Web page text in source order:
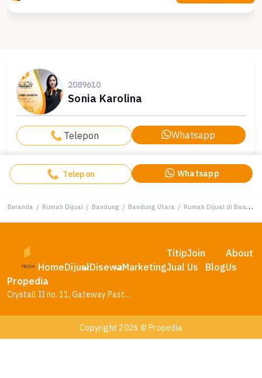
2089610
Sonia Karolina
Telepon Whatsapp
Telepon Whatsapp
Beranda / Rumah Dijual / Bandung / Bandung Utara / Rumah Dijual di Bandung Utara, Bandung, LB 108m², Harga Terbaik!
HomeDijualDisewaMarketing
Titip
Jual
Join
Us
Blog
About
Us
Propedia
Crystall II no. 11, Gateway Pasteur Residence, Bandung – Jawa Barat
Copyright 2026 © Propedia